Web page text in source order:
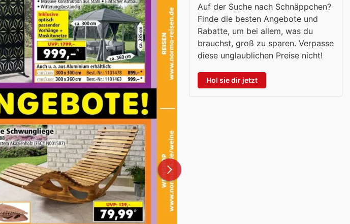
Auf der Suche nach Schnäppchen?
Finde die besten Angebote und
Rabatte, um bei allem, was du
brauchst, groß zu sparen. Verpasse
diese unglaublichen Preise nicht!
Hol sie dir jetzt